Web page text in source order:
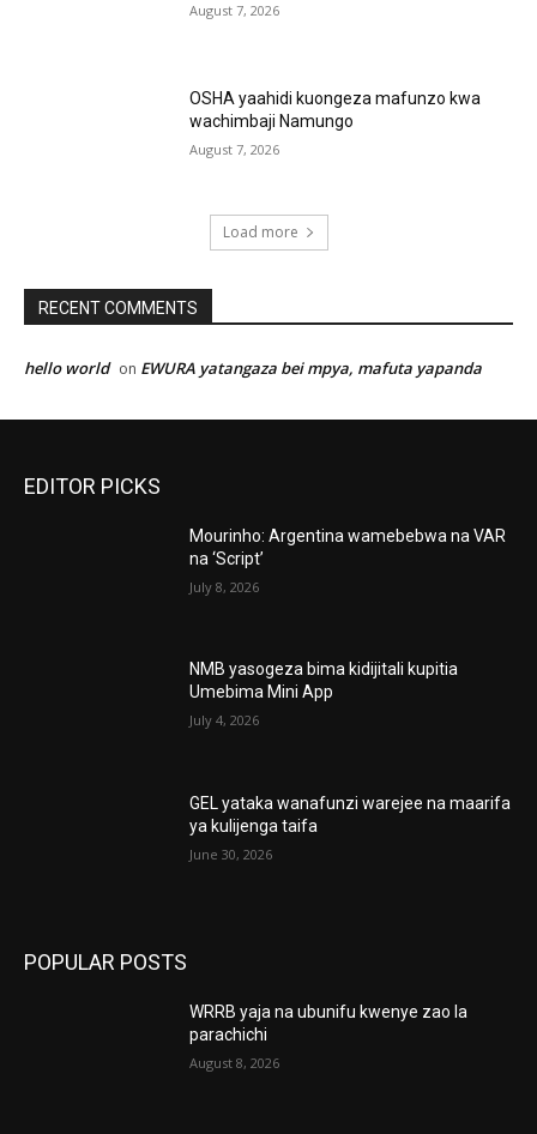
August 7, 2026
OSHA yaahidi kuongeza mafunzo kwa
wachimbaji Namungo
August 7, 2026
Load more
RECENT COMMENTS
hello world on EWURA yatangaza bei mpya, mafuta yapanda
EDITOR PICKS
Mourinho: Argentina wamebebwa na VAR
na ‘Script’
July 8, 2026
NMB yasogeza bima kidijitali kupitia
Umebima Mini App
July 4, 2026
GEL yataka wanafunzi warejee na maarifa
ya kulijenga taifa
June 30, 2026
POPULAR POSTS
WRRB yaja na ubunifu kwenye zao la
parachichi
August 8, 2026